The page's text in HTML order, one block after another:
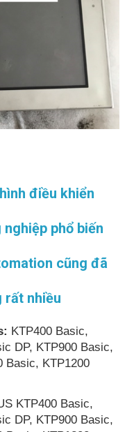
điều khiển
phổ biến
cũng đã
rất nhiều
KTP400 Basic,
DP, KTP900 Basic,
Basic, KTP1200
KTP400 Basic,
DP, KTP900 Basic,